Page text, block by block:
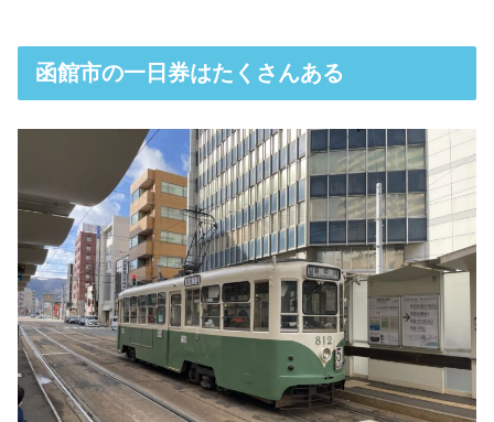
函館市の一日券はたくさんある